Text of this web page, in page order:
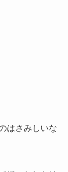
はさみしいな